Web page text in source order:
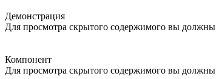
Демонстрация
Для просмотра скрытого содержимого вы должны
Компонент
Для просмотра скрытого содержимого вы должны